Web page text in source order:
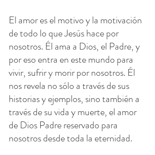
El amor es el motivo y la motivación
de todo lo que Jesús hace por
nosotros. Él ama a Dios, el Padre, y
por eso entra en este mundo para
vivir, sufrir y morir por nosotros. Él
nos revela no sólo a través de sus
historias y ejemplos, sino también a
través de su vida y muerte, el amor
de Dios Padre reservado para
nosotros desde toda la eternidad.